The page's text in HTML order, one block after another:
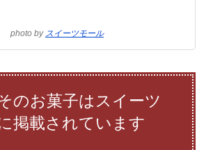
photo by スイーツモール
のお菓子はスイーツ
掲載されています